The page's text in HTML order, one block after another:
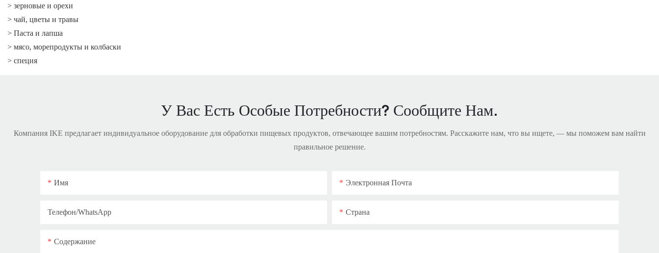
> зерновые и орехи
> чай, цветы и травы
> Паста и лапша
> мясо, морепродукты и колбаски
> специя
У Вас Есть Особые Потребности? Сообщите Нам.
Компания IKE предлагает индивидуальное оборудование для обработки пищевых продуктов, отвечающее вашим потребностям. Расскажите нам, что вы ищете, — мы поможем вам найти
правильное решение.
Имя Электронная Почта
Телефон/WhatsApp Страна
Содержание